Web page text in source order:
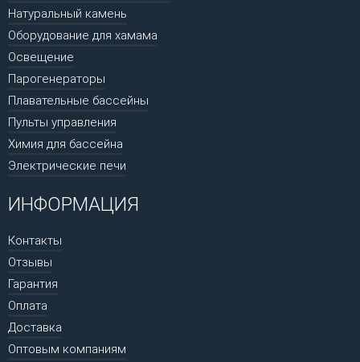
Натуральный камень
Оборудование для хамама
Освещение
Парогенераторы
Плавательные бассейны
Пульты управления
Химия для бассейна
Электрические печи
ИНФОРМАЦИЯ
Контакты
Отзывы
Гарантия
Оплата
Доставка
Оптовым компаниям